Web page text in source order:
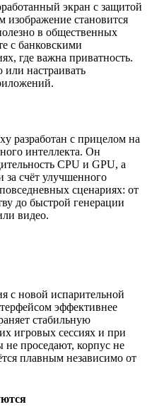
экран с защитой
изображение становится
в общественных
с банковскими
где важна приватность.
настраивать
разработан с прицелом на
интеллекта. Он
CPU и GPU, а
за счёт улучшенного
сценариях: от
до быстрой генерации
видео.
с новой испарительной
эффективнее
стабильную
игровых сессиях и при
не проседают, корпус не
плавным независимо от